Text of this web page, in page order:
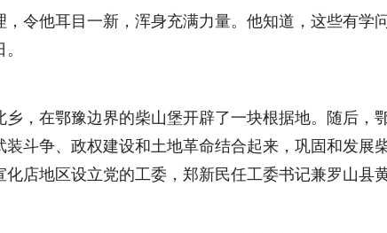
他耳目一新，浑身充满力量。他知道，这些有学
在鄂豫边界的柴山堡开辟了一块根据地。随后，
斗争、政权建设和土地革命结合起来，巩固和发展
店地区设立党的工委，郑新民任工委书记兼罗山县